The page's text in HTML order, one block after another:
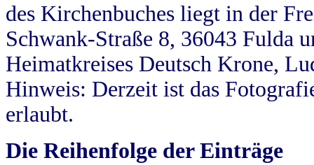
des Kirchenbuches liegt in der
Schwank-Straße 8, 36043 Fulda
Heimatkreises Deutsch Krone,
Hinweis: Derzeit ist das
erlaubt.
Die Reihenfolge der Einträge